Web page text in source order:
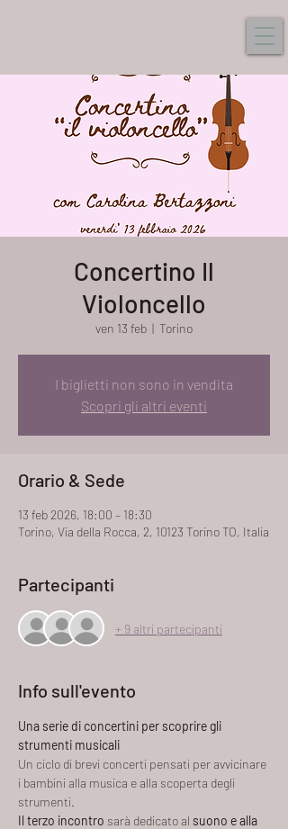
Concertino Il
Violoncello
ven 13 feb
  |
Torino
I biglietti non sono in vendita
Scopri gli altri eventi
Orario & Sede
13 feb 2026, 18:00 – 18:30
Torino, Via della Rocca, 2, 10123 Torino TO, Italia
Partecipanti
+ 9 altri partecipanti
Info sull'evento
Una serie di concertini per scoprire gli
strumenti musicali
Un ciclo di brevi concerti pensati per avvicinare
i bambini alla musica e alla scoperta degli
strumenti.
Il terzo incontro sarà dedicato al suono e alla